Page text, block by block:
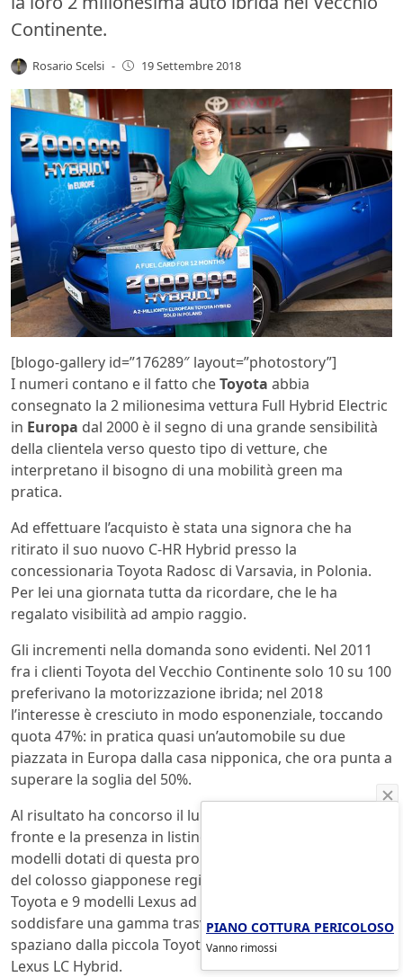
Continente.
Rosario Scelsi - 19 Settembre 2018
[blogo-gallery id=”176289″ layout=”photostory”]
I numeri contano e il fatto cheToyota abbia
consegnato la 2 milionesima vettura Full Hybrid Electric
in Europa dal 2000 è il segno di una grande sensibilità
della clientela verso questo tipo di vetture, che
interpretano il bisogno di una mobilità green ma
pratica.
Ad effettuare l’acquisto è stata una signora che ha
ritirato il suo nuovo C-HR Hybrid presso la
concessionaria Toyota Radosc di Varsavia, in Polonia.
Per lei una giornata tutta da ricordare, che le ha
regalato visibilità ad ampio raggio.
Gli incrementi nella domanda sono evidenti. Nel 2011
fra i clienti Toyota del Vecchio Continente solo 10 su 100
preferivano la motorizzazione ibrida; nel 2018
l’interesse è cresciuto in modo esponenziale, toccando
quota 47%: in pratica quasi un’automobile su due
piazzata in Europa dalla casa nipponica, che ora punta a
superare la soglia del 50%.
Al risultato ha concorso il lungo impegno su questo
fronte e la presenza in listino di un’ampia scelta di
modelli dotati di questa propulsione. Il catalogo attuale
del colosso giapponese registra la presenza di 8 modelli
Toyota e 9 modelli Lexus ad alimentazione ibrida, per
soddisfare una gamma trasversale di bisogni, che
spaziano dalla piccola Toyota Yaris Hybrid alla grossa
Lexus LC Hybrid.
PIANO COTTURA PERICOLOSO
Vanno rimossi